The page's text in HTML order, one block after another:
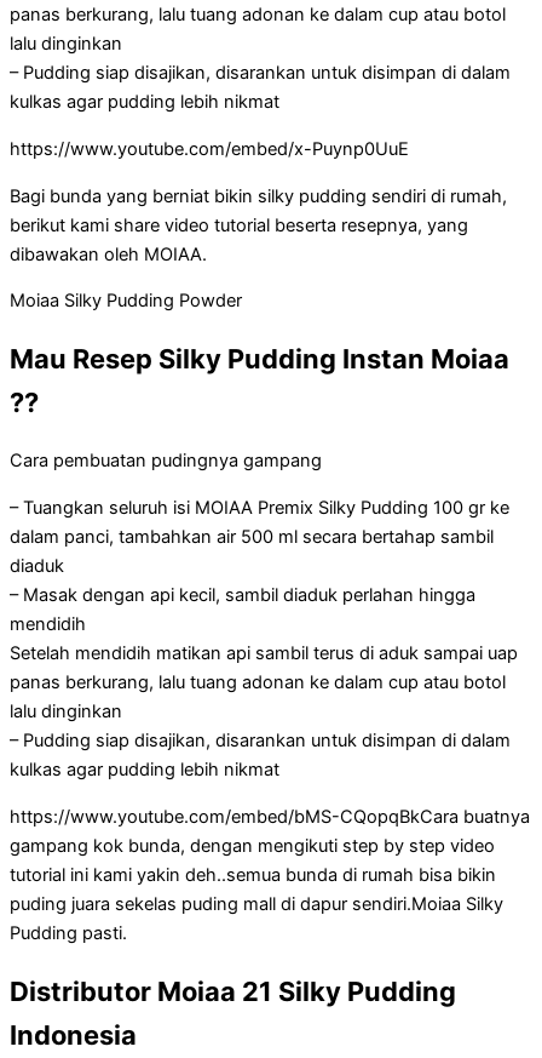
panas berkurang, lalu tuang adonan ke dalam cup atau botol
lalu dinginkan
– Pudding siap disajikan, disarankan untuk disimpan di dalam
kulkas agar pudding lebih nikmat
https://www.youtube.com/embed/x-Puynp0UuE
Bagi bunda yang berniat bikin silky pudding sendiri di rumah,
berikut kami share video tutorial beserta resepnya, yang
dibawakan oleh MOIAA.
Moiaa Silky Pudding Powder
Mau Resep Silky Pudding Instan Moiaa
??
Cara pembuatan pudingnya gampang
– Tuangkan seluruh isi MOIAA Premix Silky Pudding 100 gr ke
dalam panci, tambahkan air 500 ml secara bertahap sambil
diaduk
– Masak dengan api kecil, sambil diaduk perlahan hingga
mendidih
Setelah mendidih matikan api sambil terus di aduk sampai uap
panas berkurang, lalu tuang adonan ke dalam cup atau botol
lalu dinginkan
– Pudding siap disajikan, disarankan untuk disimpan di dalam
kulkas agar pudding lebih nikmat
https://www.youtube.com/embed/bMS-CQopqBkCara buatnya
gampang kok bunda, dengan mengikuti step by step video
tutorial ini kami yakin deh..semua bunda di rumah bisa bikin
puding juara sekelas puding mall di dapur sendiri.Moiaa Silky
Pudding pasti.
Distributor Moiaa 21 Silky Pudding
Indonesia